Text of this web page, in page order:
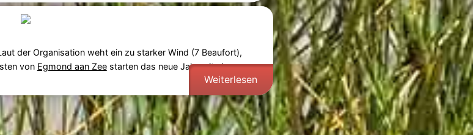
der Organisation weht ein zu starker Wind (7 Beaufort),
von Egmond aan Zeestarten das neue Jahr mit einem
Weiterlesen